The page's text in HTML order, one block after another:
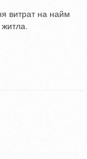
витрат на найм